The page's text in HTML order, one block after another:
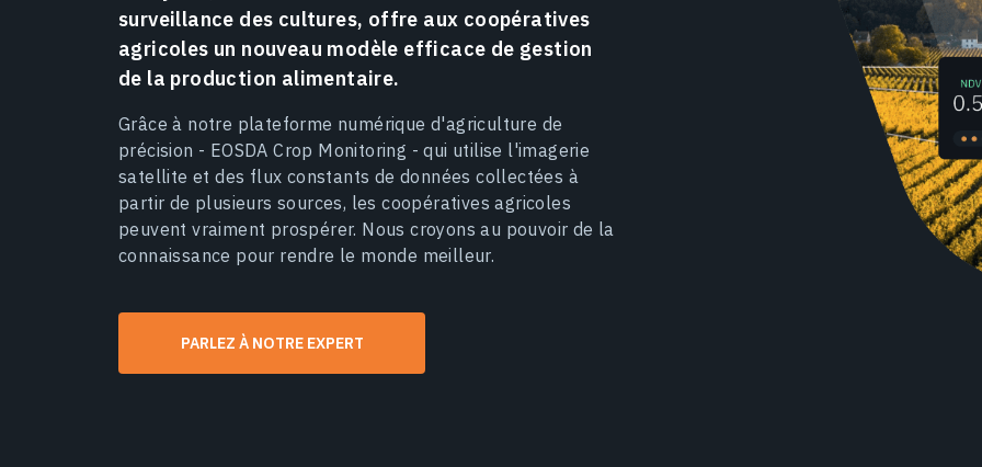
surveillance des cultures, offre aux coopératives
agricoles un nouveau modèle efficace de gestion
de la production alimentaire.
Grâce à notre plateforme numérique d'agriculture de
précision - EOSDA Crop Monitoring - qui utilise l'imagerie
satellite et des flux constants de données collectées à
partir de plusieurs sources, les coopératives agricoles
peuvent vraiment prospérer. Nous croyons au pouvoir de la
connaissance pour rendre le monde meilleur.
PARLEZ À NOTRE EXPERT